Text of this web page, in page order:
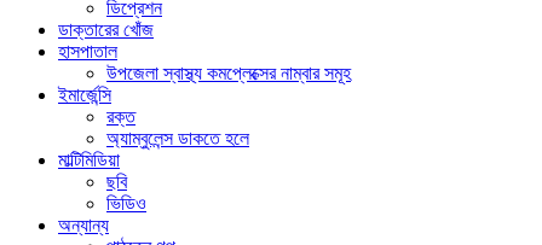
ডিপ্রেশন
ডাক্তারের খোঁজ
হাসপাতাল
উপজেলা স্বাস্থ্য কমপ্লেক্সের নাম্বার সমূহ
ইমার্জেন্সি
রক্ত
অ্যাম্বুলেন্স ডাকতে হলে
মাল্টিমিডিয়া
ছবি
ভিডিও
অন্যান্য